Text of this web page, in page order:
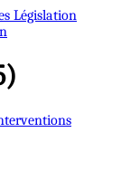
Législation